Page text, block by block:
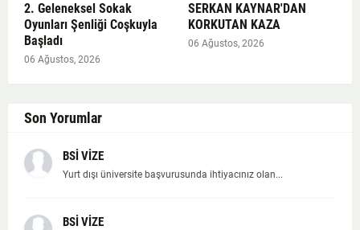
2. Geleneksel Sokak
Oyunları Şenliği Coşkuyla
Başladı
06 Ağustos, 2026
SERKAN KAYNAR'DAN
KORKUTAN KAZA
06 Ağustos, 2026
Son Yorumlar
BSİ VİZE
Yurt dışı üniversite başvurusunda ihtiyacınız olan...
BSİ VİZE